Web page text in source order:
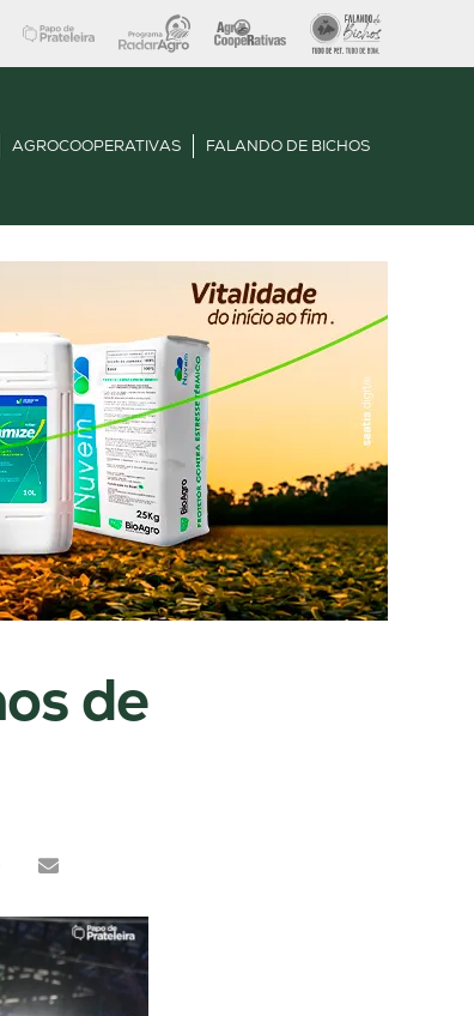
AGROCOOPERATIVAS FALANDO DE BICHOS
de